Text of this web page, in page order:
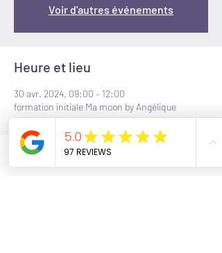
Voir d'autres événements
Heure et lieu
30 avr. 2024, 09:00 – 12:00
formation initiale Ma moon by Angélique
Partager cet événement